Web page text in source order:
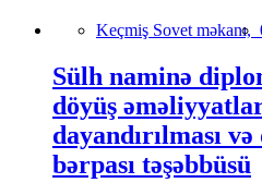
Keçmiş Sovet məkanı,
Sülh naminə
döyüş
dayandırılması və
bərpası təşəbbüsü